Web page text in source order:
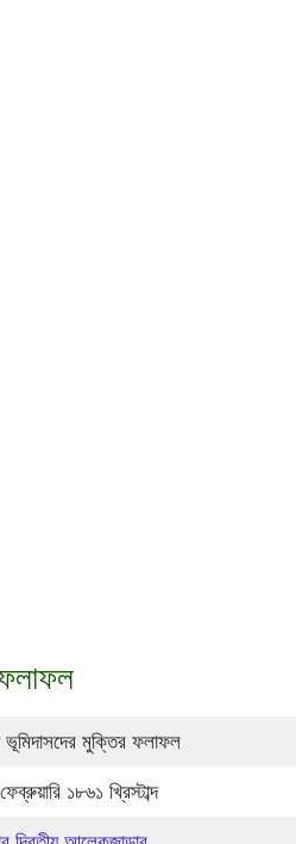
ভূমিদাসদের মুক্তির ফলাফল
১৮৬১ খ্রিস্টাব্দ